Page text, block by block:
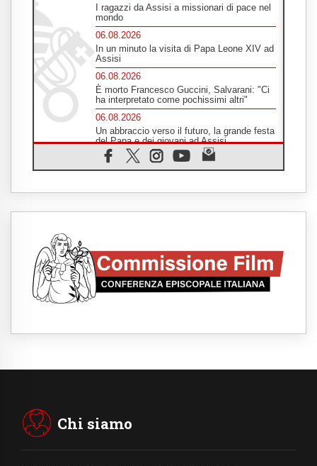
I ragazzi da Assisi a missionari di pace nel
mondo
06.08.2026
In un minuto la visita di Papa Leone XIV ad
Assisi
06.08.2026
È morto Francesco Guccini, Salvarani: "Ci
ha interpretato come pochissimi altri"
06.08.2026
Un abbraccio verso il futuro, la grande festa
del Papa e dei giovani ad Assisi
06.08.2026
Il grazie dei giovani al Papa: "Oggi ci
Leone XIV: la rivoluzione del Vangelo
06.08.2026
Fra Marco Vianelli: alla scuola di san
Francesco per imparare il Vangelo della
pace
Chi siamo